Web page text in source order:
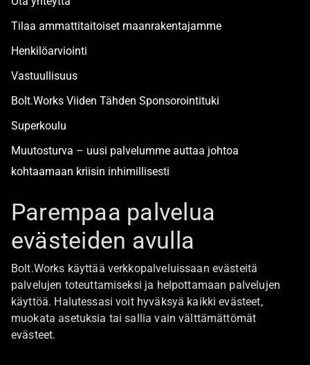
Tilaa ammattitaitoiset maanrakentajamme
Henkilöarviointi
Vastuullisuus
Bolt.Works Viiden Tähden Sponsorointituki
Superkoulu
Muutosturva – uusi palvelumme auttaa johtoa
kohtaamaan kriisin inhimillisesti
Boltista
Töihin Bolt.Worksin toimistolle
Ajankohtaista
Ota yhteyttä
Parempaa palvelua
evästeiden avulla
Bolt.Works käyttää verkkopalveluissaan evästeitä
palvelujen toteuttamiseksi ja helpottamaan palvelujen
käyttöä. Halutessasi voit hyväksyä kaikki evästeet,
muokata asetuksia tai sallia vain välttämättömät
evästeet.